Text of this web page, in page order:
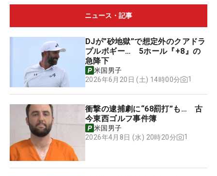
ニュース・記事
DJが”砂地獄”で想定外のクアドラ
プルボギー… 5ホール『+8』の
急降下
米国男子
2026年6月20日 (土) 14時00分
1
衝撃の逮捕劇に“68罰打”も… 古
今東西ゴルフ事件簿
米国男子
2026年4月8日 (水) 20時20分
1